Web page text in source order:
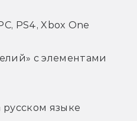
PS4, Xbox One
с элементами
русском языке